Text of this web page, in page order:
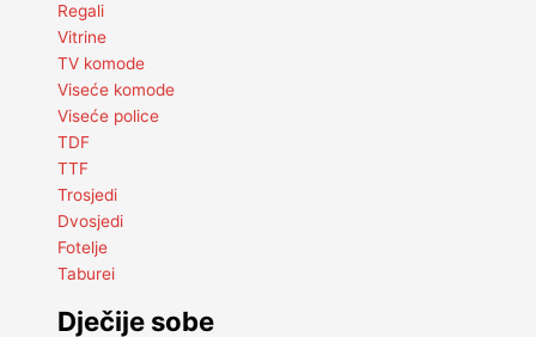
Regali
Vitrine
TV komode
Viseće komode
Viseće police
TDF
TTF
Trosjedi
Dvosjedi
Fotelje
Taburei
Dječije sobe